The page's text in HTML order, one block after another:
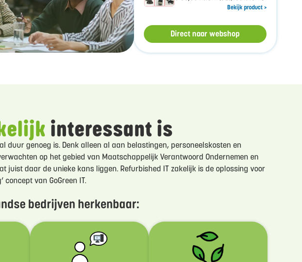
Bekijk product >
Direct naar webshop
interessant is
duur genoeg is. Denk alleen al aan belastingen, personeelskosten en
op het gebied van Maatschappelijk Verantwoord Ondernemen en
daar de unieke kans liggen. Refurbished IT zakelijk is de oplossing voor
concept van GoGreen IT.
bedrijven herkenbaar: